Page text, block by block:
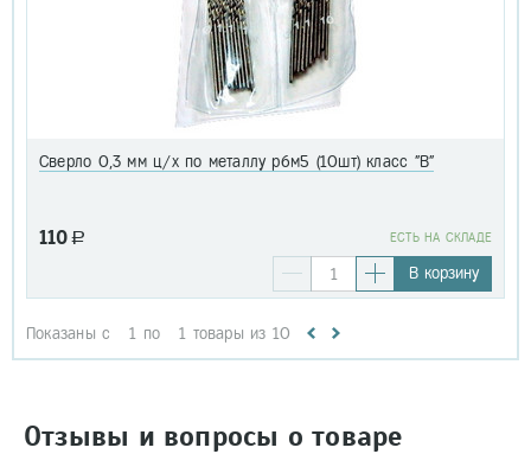
Сверло 0,3 мм ц/х по металлу р6м5 (10шт) класс "В"
110 a EСТЬ НА СКЛАДЕ
В корзину
Показаны с 1 по 1 товары из 10
Отзывы и вопросы о товаре